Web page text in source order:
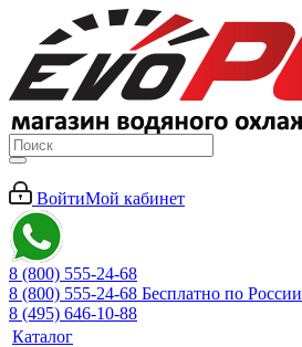
ВойтиМой кабинет
8 (800) 555-24-68
8 (800) 555-24-68 Бесплатно по России
8 (495) 646-10-88
Каталог